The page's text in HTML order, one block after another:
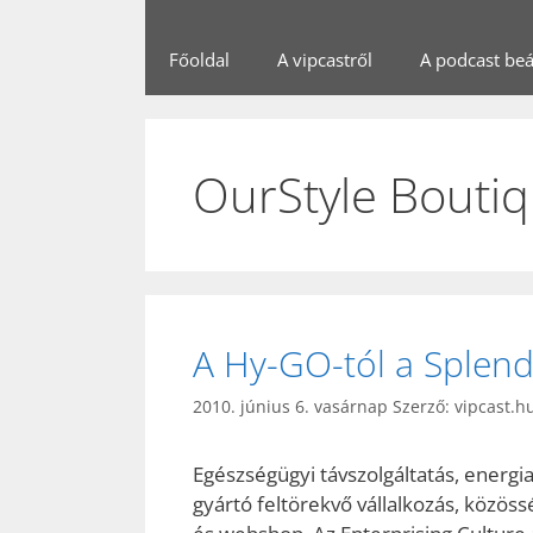
Főoldal A vipcastről A podcast
OurStyle
A Hy-GO-tól a
2010. június 6. vasárnap Szerző:
Egészségügyi távszolgáltatás,
gyártó feltörekvő vállalkozás,